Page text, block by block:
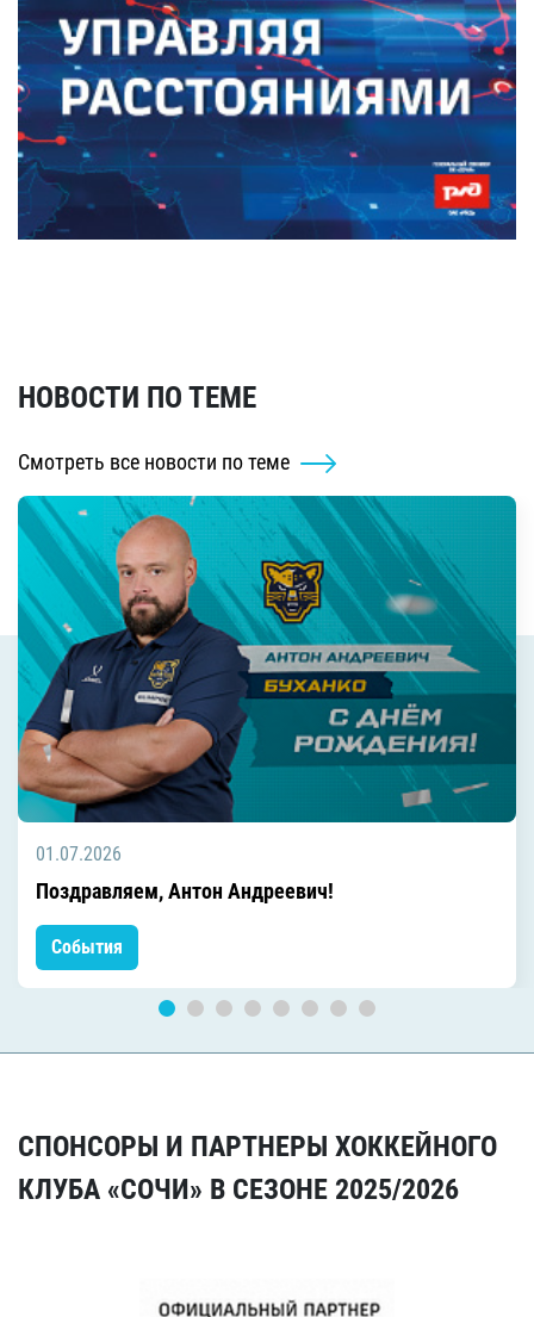
НОВОСТИ ПО ТЕМЕ
Смотреть все новости по теме
01.07.2026
Поздравляем, Антон Андреевич!
События
СПОНСОРЫ И ПАРТНЕРЫ ХОККЕЙНОГО
КЛУБА «СОЧИ» В СЕЗОНЕ 2025/2026